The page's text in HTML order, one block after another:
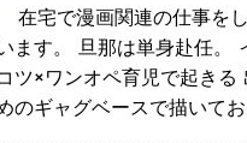
在宅で漫画関連の仕事を
ます。 旦那は単身赴任。
ツ×ワンオペ育児で起きる
のギャグベースで描いてお